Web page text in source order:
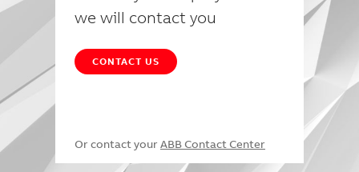
we will contact you
CONTACT US
Or contact your ABB Contact Center